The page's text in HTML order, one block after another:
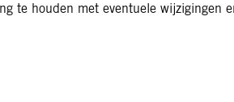
te houden met eventuele wijzigingen